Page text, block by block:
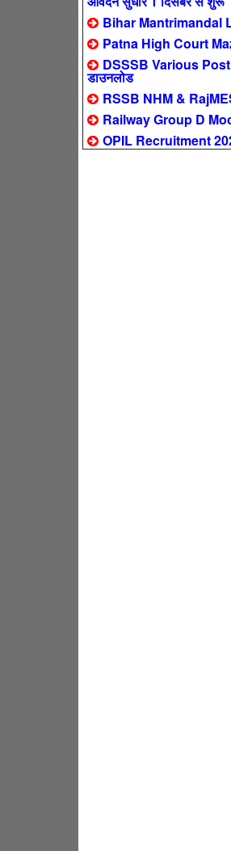
Bihar Mantrimandal
Patna High Court
DSSSB Various Post
डाउनलोड
RSSB NHM &
Railway Group D
OPIL Recruitment